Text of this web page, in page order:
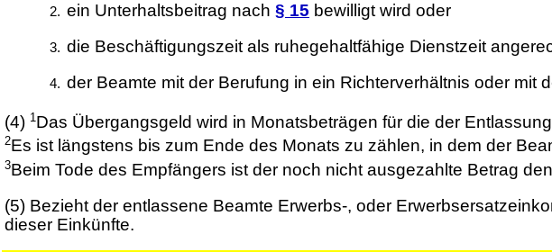
ein Unterhaltsbeitrag nach § 15 bewilligt wird oder
die Beschäftigungszeit als ruhegehaltfähige Dienstzeit
der Beamte mit der Berufung in ein Richterverhältnis oder mit
(4) 1Das Übergangsgeld wird in Monatsbeträgen für die der
2Es ist längstens bis zum Ende des Monats zu zählen, in dem der
3Beim Tode des Empfängers ist der noch nicht ausgezahlte Betrag
(5) Bezieht der entlassene Beamte Erwerbs-, oder
dieser Einkünfte.